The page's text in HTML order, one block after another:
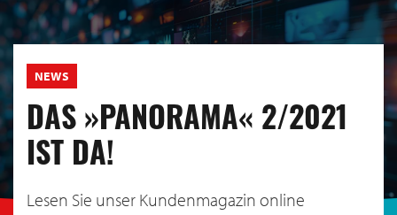
NEWS
DAS »PANORAMA« 2/2021
IST DA!
Lesen Sie unser Kundenmagazin online